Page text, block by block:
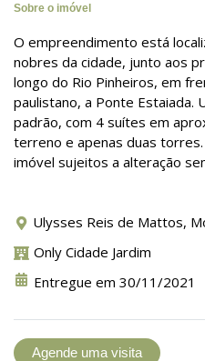
Sobre o imóvel
O empreendimento está
nobres da cidade, junto aos
longo do Rio Pinheiros, em
paulistano, a Ponte Estaiada.
padrão, com 4 suítes em
terreno e apenas duas
imóvel sujeitos a alteração
Ulysses Reis de Mattos,
Only Cidade Jardim
Entregue em 30/11/2021
Agende uma visita